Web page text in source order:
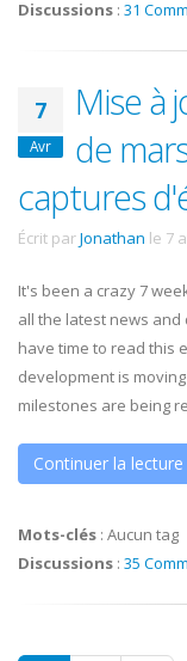
Discussions : 31
7
Avr
Mise à
de
captures
Écrit parJonathan le 7
It's been a crazy 7
all the latest news
have time to read this
development is
milestones are being
Continuer la lecture
Mots-clés : Aucun tag
Discussions : 35